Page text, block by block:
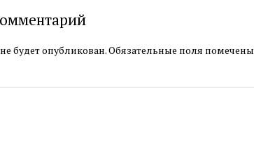
будет опубликован.Обязательные поля помечены